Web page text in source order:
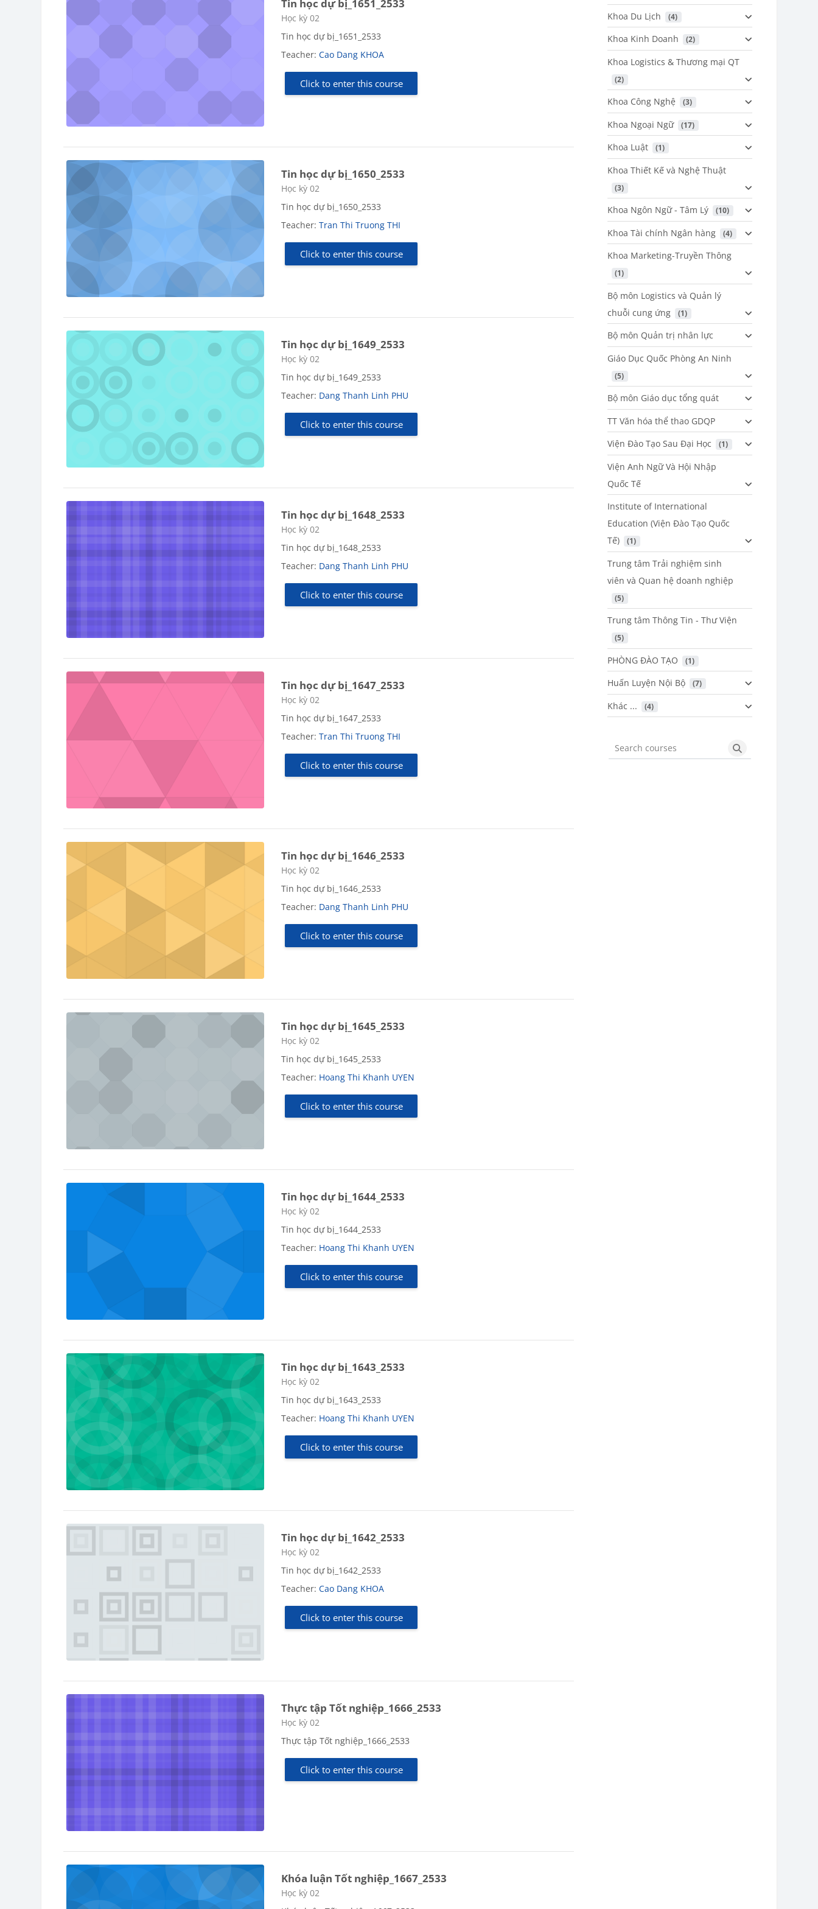
Tin học dự bị_1651_2533
Course category
Học kỳ 02
Tin học dự bị_1651_2533
Teacher:Cao Dang KHOA
Click to enter this course
Tin học dự bị_1650_2533
Course category
Học kỳ 02
Tin học dự bị_1650_2533
Teacher:Tran Thi Truong THI
Click to enter this course
Tin học dự bị_1649_2533
Course category
Học kỳ 02
Tin học dự bị_1649_2533
Teacher: Dang Thanh Linh PHU
Click to enter this course
Tin học dự bị_1648_2533
Course category
Học kỳ 02
Tin học dự bị_1648_2533
Teacher: Dang Thanh Linh PHU
Click to enter this course
Tin học dự bị_1647_2533
Course category
Học kỳ 02
Tin học dự bị_1647_2533
Teacher:Tran Thi Truong THI
Click to enter this course
Tin học dự bị_1646_2533
Course category
Học kỳ 02
Tin học dự bị_1646_2533
Teacher: Dang Thanh Linh PHU
Click to enter this course
Tin học dự bị_1645_2533
Course category
Học kỳ 02
Tin học dự bị_1645_2533
Teacher: Hoang Thi Khanh UYEN
Click to enter this course
Tin học dự bị_1644_2533
Course category
Học kỳ 02
Tin học dự bị_1644_2533
Teacher: Hoang Thi Khanh UYEN
Click to enter this course
Tin học dự bị_1643_2533
Course category
Học kỳ 02
Tin học dự bị_1643_2533
Teacher: Hoang Thi Khanh UYEN
Click to enter this course
Tin học dự bị_1642_2533
Course category
Học kỳ 02
Tin học dự bị_1642_2533
Teacher:Cao Dang KHOA
Click to enter this course
Thực tập Tốt nghiệp_1666_2533
Course category
Học kỳ 02
Thực tập Tốt nghiệp_1666_2533
Click to enter this course
Khóa luận Tốt nghiệp_1667_2533
Course category
Học kỳ 02
Khoa Du Lịch (4)
Khoa Kinh Doanh (2)
Khoa Logistics & Thương mại QT
(2)
Khoa Công Nghệ (3)
Khoa Ngoại Ngữ (17)
Khoa Luật (1)
Khoa Thiết Kế và Nghệ Thuật
(3)
Khoa Ngôn Ngữ - Tâm Lý (10)
Khoa Tài chính Ngân hàng (4)
Khoa Marketing-Truyền Thông
(1)
Bộ môn Logistics và Quản lý
chuỗi cung ứng
(1)
Bộ môn Quản trị nhân lực
Giáo Dục Quốc Phòng An Ninh
(5)
Bộ môn Giáo dục tổng quát
TT Văn hóa thể thao GDQP
Viện Đào Tạo Sau Đại Học
(1)
Viện Anh Ngữ Và Hội Nhập
Quốc Tế
Institute of International
Education (Viện Đào Tạo Quốc
Tế)
(1)
Trung tâm Trải nghiệm sinh
viên và Quan hệ doanh nghiệp
(5)
Trung tâm Thông Tin - Thư Viện
(5)
PHÒNG ĐÀO TẠO (1)
Huấn Luyện Nội Bộ (7)
Khác ... (4)
Search courses Search courses